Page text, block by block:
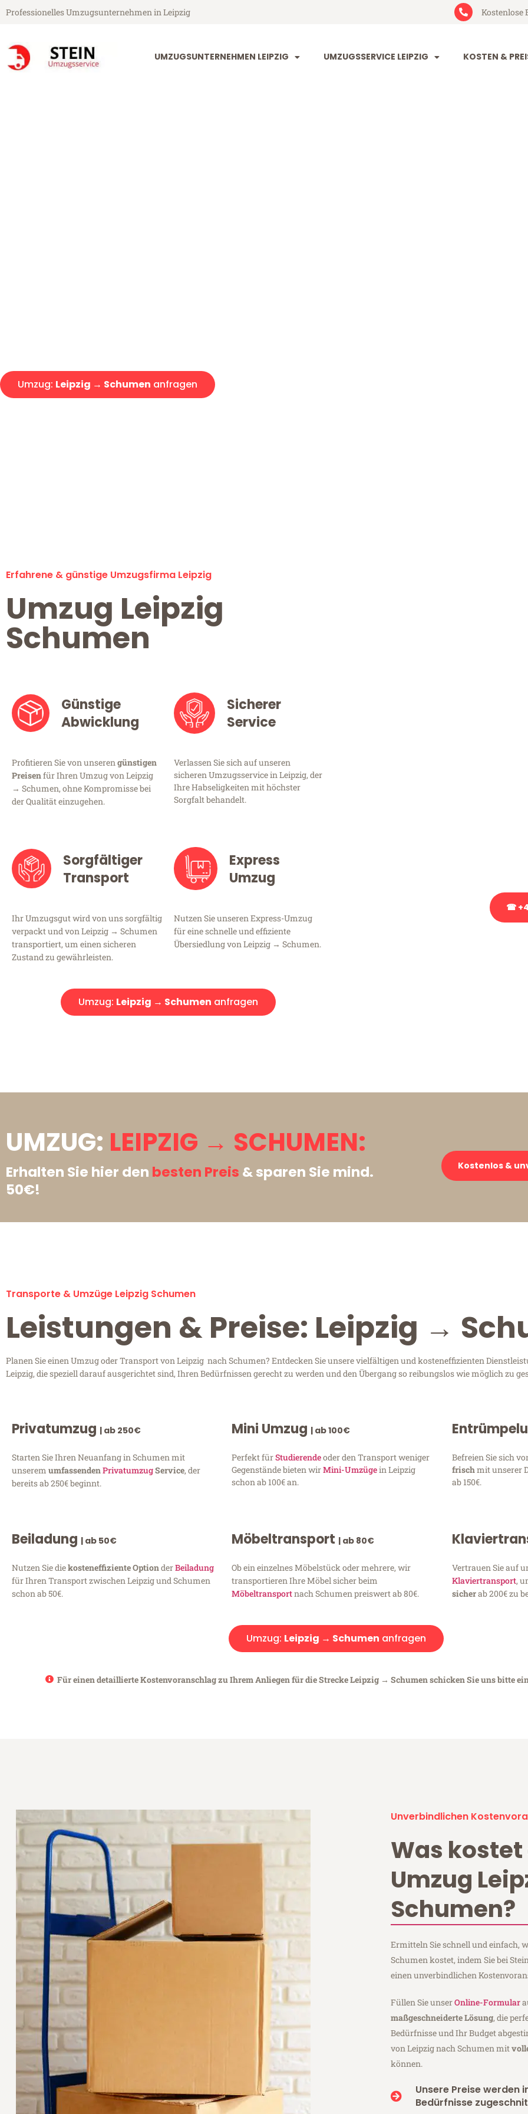
Professionelles Umzugsunternehmen in Leipzig Kostenlose
UMZUGSUNTERNEHMEN LEIPZIG UMZUGSSERVICE LEIPZIG KOSTEN &
Umzug: Leipzig → Schumen anfragen
Erfahrene & günstige Umzugsfirma Leipzig
Umzug Leipzig
Schumen
Günstige
Abwicklung
Profitieren Sie von unserengünstigen
Preisenfür Ihren Umzug von Leipzig
→ Schumen, ohne Kompromisse bei
der Qualität einzugehen.
Sicherer
Service
Verlassen Sie sich auf unseren
sicheren Umzugsservice in Leipzig, der
Ihre Habseligkeiten mit höchster
Sorgfalt behandelt.
Sorgfältiger
Transport
Ihr Umzugsgut wird von uns sorgfältig
verpackt und von Leipzig → Schumen
transportiert, um einen sicheren
Zustand zu gewährleisten.
Express
Umzug
Nutzen Sie unseren Express-Umzug
für eine schnelle und effiziente
Übersiedlung von Leipzig → Schumen.
Umzug: Leipzig → Schumen anfragen
☎
UMZUG: LEIPZIG → SCHUMEN:
Erhalten Sie hier den besten Preis & sparen Sie mind.
50€!
Kostenlos &
Transporte & Umzüge Leipzig Schumen
Leistungen & Preise: Leipzig →
Planen Sie einen Umzug oder Transport von Leipzig nach Schumen? Entdecken Sie unsere vielfältigen und kosteneffizienten
Leipzig, die speziell darauf ausgerichtet sind, Ihren Bedürfnissen gerecht zu werden und den Übergang so reibungslos wie möglich zu
Privatumzug | ab 250€
Starten Sie Ihren Neuanfang in Schumen mit
unserem umfassendenPrivatumzugService, der
bereits ab 250€ beginnt.
Mini Umzug | ab 100€
Perfekt fürStudierendeoder den Transport weniger
Gegenstände bieten wirMini-Umzügein Leipzig
schon ab 100€ an.
Befreien Sie sich
frischmit unserer
ab 150€.
Beiladung | ab 50€
Nutzen Sie diekosteneffiziente OptionderBeiladung
für Ihren Transport zwischen Leipzig und Schumen
schon ab 50€.
Möbeltransport | ab 80€
Ob ein einzelnes Möbelstück oder mehrere, wir
transportieren Ihre Möbel sicher beim
Möbeltransportnach Schumen preiswert ab 80€.
Vertrauen Sie auf
Klaviertransport,
sicherab 200€ zu
Umzug: Leipzig → Schumen anfragen
Für einen detaillierte Kostenvoranschlag zu Ihrem Anliegen für die Strecke Leipzig → Schumen schicken Sie uns bitte
Unverbindlichen
Was kostet
Umzug
Schumen?
Ermitteln Sie schnell und einfach,
Schumen kostet, indem Sie bei
einen unverbindlichen
Füllen Sie unserOnline-Formular
maßgeschneiderte Lösung, die
Bedürfnisse und Ihr Budget
von Leipzig nach Schumen mit
können.
Unsere Preise werden
Bedürfnisse